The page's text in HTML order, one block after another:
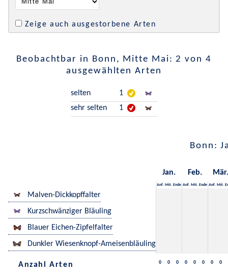
Zeige auch ausgestorbene Arten
Beobachtbar in Bonn, Mitte Mai: 2 von 4
ausgewählten Arten
selten
1
sehr selten
1
Bonn:
Jan. Feb. Mär.
Anf. Mit. Ende Anf. Mit. Ende Anf. Mit.
Malven-Dickkopffalter
Kurzschwänziger Bläuling
Blauer Eichen-Zipfelfalter
Dunkler Wiesenknopf-Ameisenbläuling
Anzahl Arten 0 0 0 0 0 0 0 0